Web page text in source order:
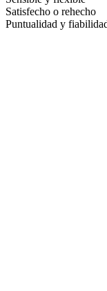
Satisfecho o rehecho
Puntualidad y